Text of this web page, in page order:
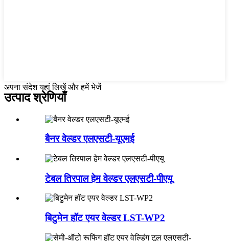
अपना संदेश यहां लिखें और हमें भेजें
उत्पाद श्रेणियाँ
बैनर वेल्डर एलएसटी-यूएमई
टेबल तिरपाल हेम वेल्डर एलएसटी-पीएयू
बिटुमेन हॉट एयर वेल्डर LST-WP2